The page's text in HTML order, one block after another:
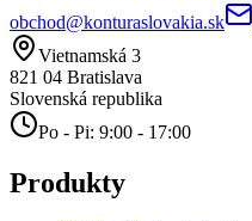
obchod@konturaslovakia.sk
Vietnamská 3
821 04 Bratislava
Slovenská republika
Po - Pi: 9:00 - 17:00
Produkty